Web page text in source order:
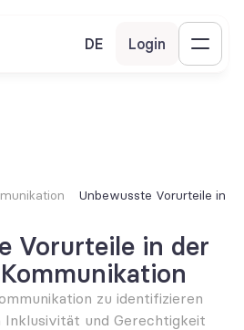
DE Login
Unbewusste Vorurteile in
Vorurteile in der
zu identifizieren
Inklusivität und Gerechtigkeit